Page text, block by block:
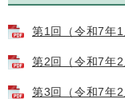
第1回（令和7年
第2回（令和7年
第3回（令和7年